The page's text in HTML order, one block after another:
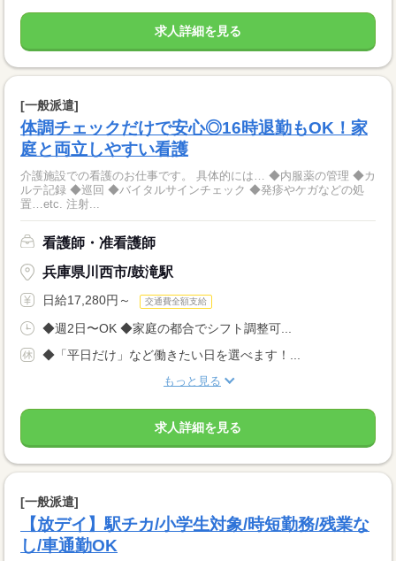
求人詳細を見る
[一般派遣]
体調チェックだけで安心◎16時退勤もOK！家
庭と両立しやすい看護
介護施設での看護のお仕事です。 具体的には… ◆内服薬の管理 ◆カ
ルテ記録 ◆巡回 ◆バイタルサインチェック ◆発疹やケガなどの処
置…etc. 注射...
看護師・准看護師
兵庫県川西市/鼓滝駅
日給17,280円～ 交通費全額支給
◆週2日〜OK ◆家庭の都合でシフト調整可...
◆「平日だけ」など働きたい日を選べます！...
もっと見る
求人詳細を見る
[一般派遣]
【放デイ】駅チカ/小学生対象/時短勤務/残業な
し/車通勤OK